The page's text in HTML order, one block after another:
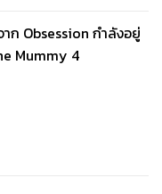
ก Obsession กำลังอยู่
Mummy 4